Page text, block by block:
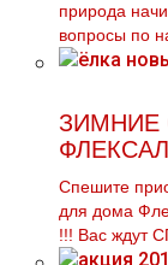
природа
вопросы по
ЗИМНИЕ
Спешите
для дoма
!!! Вас ждут